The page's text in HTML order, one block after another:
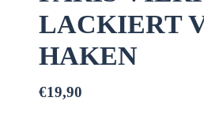
LACKIERT
HAKEN
€19,90